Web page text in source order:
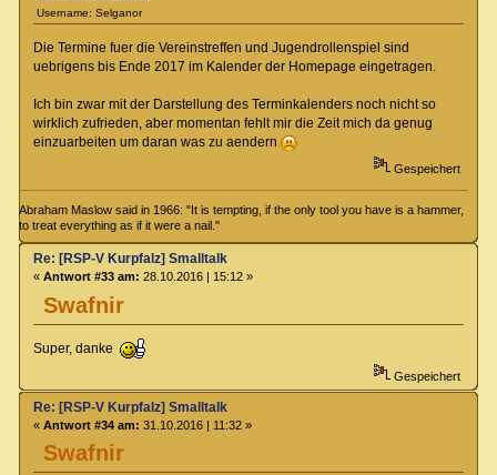
Username: Selganor
Die Termine fuer die Vereinstreffen und Jugendrollenspiel sind
uebrigens bis Ende 2017 im Kalender der Homepage eingetragen.
Ich bin zwar mit der Darstellung des Terminkalenders noch nicht so
wirklich zufrieden, aber momentan fehlt mir die Zeit mich da genug
einzuarbeiten um daran was zu aendern
Gespeichert
Abraham Maslow said in 1966: "It is tempting, if the only tool you have is a hammer,
to treat everything as if it were a nail."
Swafnir
Re: [RSP-V Kurpfalz] Smalltalk
« Antwort #33 am: 28.10.2016 | 15:12 »
Super, danke
Gespeichert
Swafnir
Re: [RSP-V Kurpfalz] Smalltalk
« Antwort #34 am: 31.10.2016 | 11:32 »